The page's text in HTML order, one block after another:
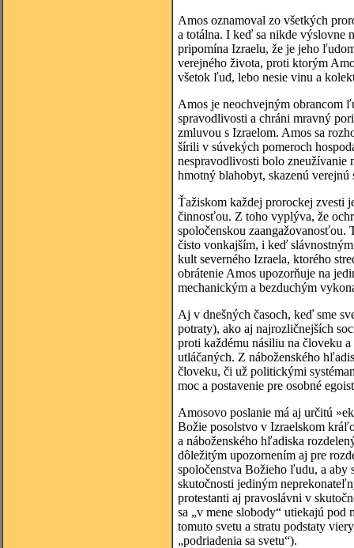
Amos oznamoval zo všetkých
a totálna. I keď sa nikde výslovne
pripomína Izraelu, že je jeho
verejného života, proti ktorým
všetok ľud, lebo nesie vinu a
Amos je neochvejným obrancom
spravodlivosti a chráni mravný
zmluvou s Izraelom. Amos sa
šírili v súvekých pomeroch
nespravodlivosti bolo zneužívanie
hmotný blahobyt, skazenú verejnú
Ťažiskom každej prorockej zvesti
činnosťou. Z toho vyplýva, že
spoločenskou
čisto vonkajším, i keď
kult severného Izraela, ktorého
obrátenie Amos upozorňuje na
mechanickým a bezduchým
Aj v dnešných časoch, keď sme
potraty), ako aj najrozličnejších
proti každému násiliu na človeku
utláčaných. Z náboženského
človeku, či už politickými
moc a postavenie pre osobné
Amosovo poslanie má aj určitú
Božie posolstvo v Izraelskom
a náboženského hľadiska
dôležitým upozornením aj pre
spoločenstva Božieho ľudu, a aby
skutočnosti jediným
protestanti aj pravoslávni v
sa „v mene slobody“ utiekajú pod
tomuto svetu a stratu podstaty
„podriadenia sa svetu“).